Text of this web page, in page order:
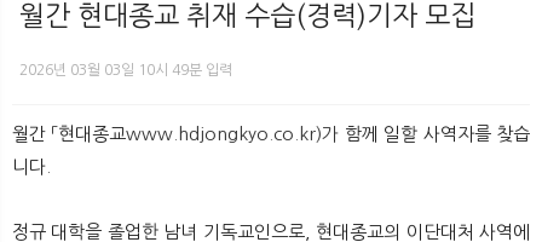
월간 현대종교 취재 수습(경력)기자 모집
2026년 03월 03일 10시 49분 입력
월간 「현대종교www.hdjongkyo.co.kr)가 함께 일할 사역자를 찾습
니다.
정규 대학을 졸업한 남녀 기독교인으로, 현대종교의 이단대처 사역에